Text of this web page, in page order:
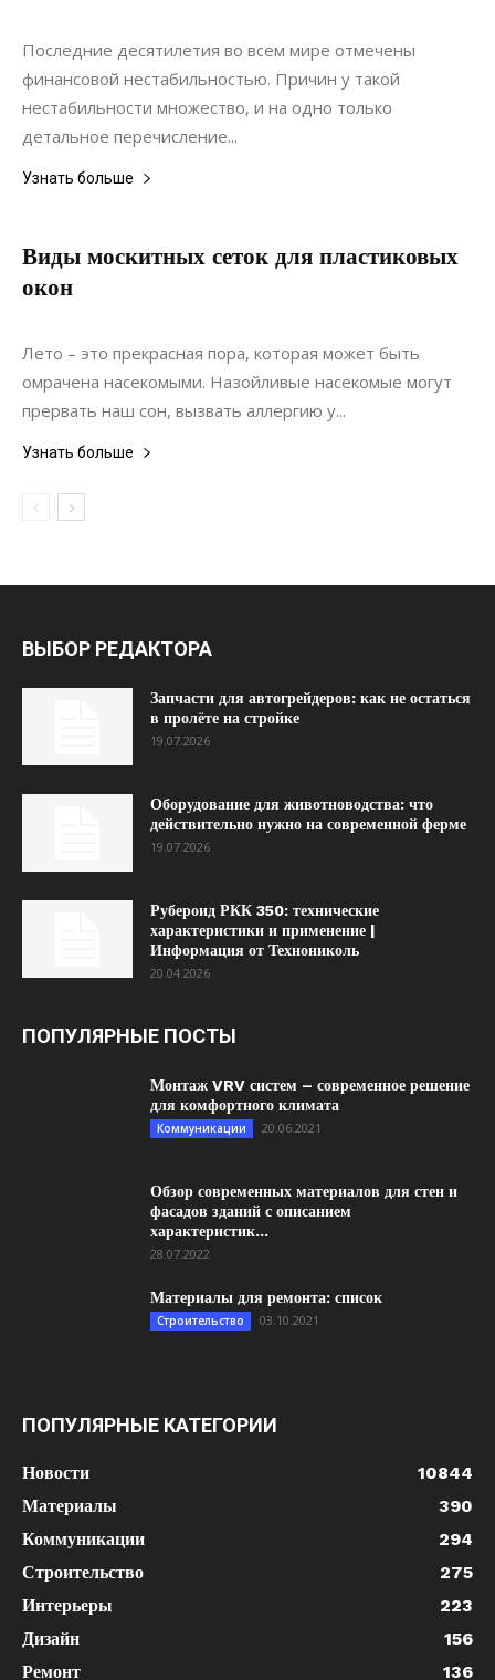
Последние десятилетия во всем мире отмечены
финансовой нестабильностью. Причин у такой
нестабильности множество, и на одно только
детальное перечисление...
Узнать больше
Виды москитных сеток для пластиковых
окон
25.05.2020
Лето – это прекрасная пора, которая может быть
омрачена насекомыми. Назойливые насекомые могут
прервать наш сон, вызвать аллергию у...
Узнать больше
ВЫБОР РЕДАКТОРА
Запчасти для автогрейдеров: как не остаться
в пролёте на стройке
19.07.2026
Оборудование для животноводства: что
действительно нужно на современной ферме
19.07.2026
Рубероид РКК 350: технические
характеристики и применение |
Информация от Технониколь
20.04.2026
ПОПУЛЯРНЫЕ ПОСТЫ
Монтаж VRV систем – современное решение
для комфортного климата
Коммуникации 20.06.2021
Обзор современных материалов для стен и
фасадов зданий с описанием
характеристик...
28.07.2022
Материалы для ремонта: список
Строительство 03.10.2021
ПОПУЛЯРНЫЕ КАТЕГОРИИ
Новости
10844
Материалы
390
Коммуникации
294
Строительство
275
Интерьеры
223
Дизайн
156
Ремонт
136